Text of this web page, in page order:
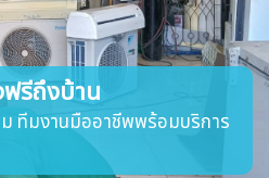
รีถึงบ้าน
ม ทีมงานมืออาชีพพร้อมบริการ